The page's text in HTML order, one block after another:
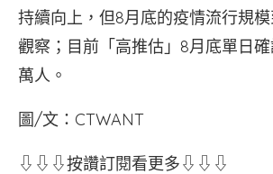
持續向上，但8月底的疫情流行規
觀察；目前「高推估」8月底單日
萬人。
圖/文：CTWANT
⇩⇩⇩按讚訂閱看更多⇩⇩⇩